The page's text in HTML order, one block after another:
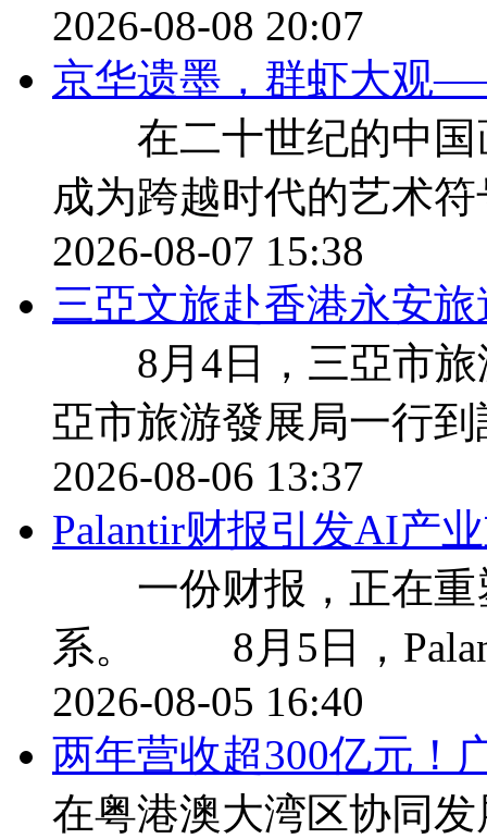
2026-08-08 20:07
京华遗墨，群虾大观
在二十世纪的中国
成为跨越时代的艺术
2026-08-07 15:38
三亞文旅赴香港永安
8月4日，三亞市旅
亞市旅游發展局一行
2026-08-06 13:37
Palantir财报引发AI产
一份财报，正在重
系。 8月5日，
2026-08-05 16:40
两年营收超300亿元！
在粤港澳大湾区协同